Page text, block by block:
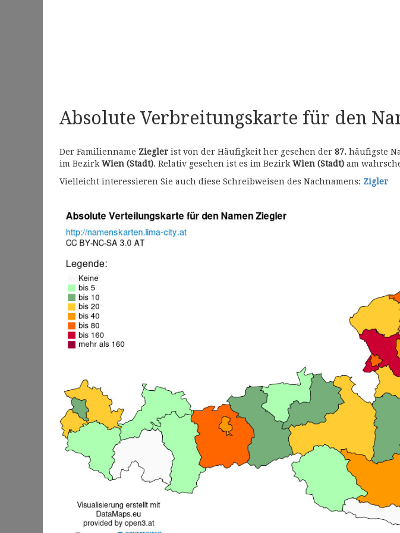
Absolute Verbreitungskarte für den
Der Familienname Ziegler ist von der Häufigkeit her gesehen der 87. häufigste
im BezirkWien (Stadt). Relativ gesehen ist es im BezirkWien (Stadt) am
Vielleicht interessieren Sie auch diese Schreibweisen des Nachnamens: Zigler